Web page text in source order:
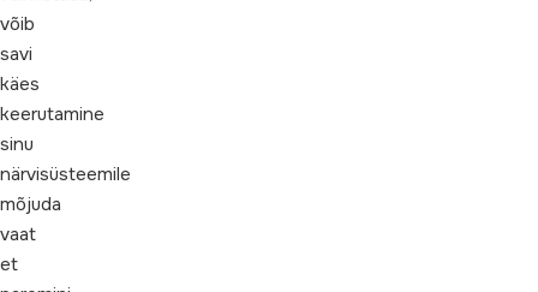
võib
savi
käes
keerutamine
sinu
närvisüsteemile
mõjuda
vaat
et